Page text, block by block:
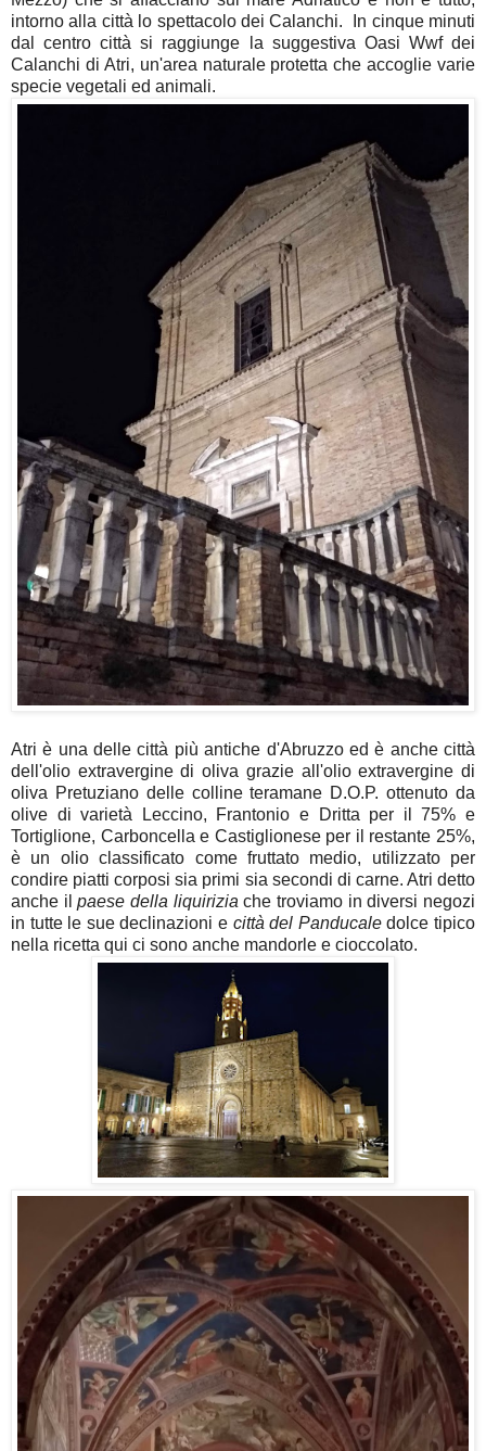
intorno alla città lo spettacolo dei Calanchi. In cinque minuti
dal centro città si raggiunge la suggestiva Oasi Wwf dei
Calanchi di Atri, un'area naturale protetta che accoglie varie
specie vegetali ed animali.
Atri è una delle città più antiche d'Abruzzo ed è anche città
dell'olio extravergine di oliva grazie all'olio extravergine di
oliva Pretuziano delle colline teramane D.O.P. ottenuto da
olive di varietà Leccino, Frantonio e Dritta per il 75% e
Tortiglione, Carboncella e Castiglionese per il restante 25%,
è un olio classificato come fruttato medio, utilizzato per
condire piatti corposi sia primi sia secondi di carne. Atri detto
anche ilpaese della liquiriziache troviamo in diversi negozi
in tutte le sue declinazioni e città del Panducaledolce tipico
nella ricetta qui ci sono anche mandorle e cioccolato.